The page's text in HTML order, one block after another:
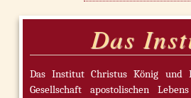
Das
Das Institut Christus König und
Gesellschaft apostolischen